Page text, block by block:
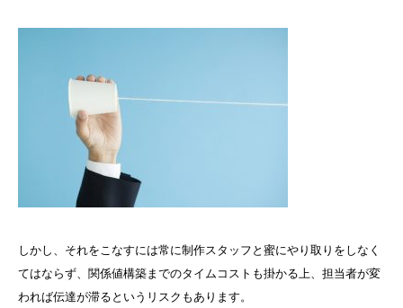
しかし、それをこなすには常に制作スタッフと蜜にやり取りをしなく
てはならず、関係値構築までのタイムコストも掛かる上、担当者が変
われば伝達が滞るというリスクもあります。